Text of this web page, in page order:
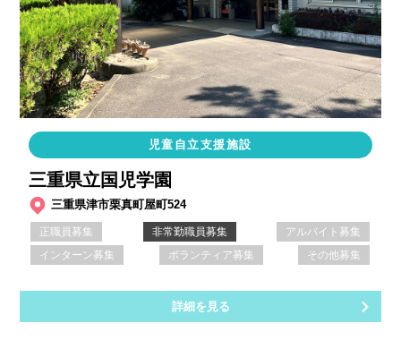
児童自立支援施設
三重県立国児学園
三重県津市栗真町屋町524
正職員募集 非常勤職員募集
アルバイト募集
インターン募集
ボランティア募集 その他募集
詳細を見る